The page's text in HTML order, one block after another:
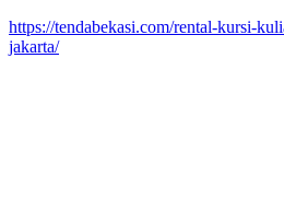
https://tendabekasi.com/rental-kursi-
jakarta/